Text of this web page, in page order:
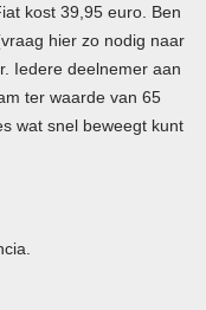
kost 39,95 euro. Ben
hier zo nodig naar
Iedere deelnemer aan
ter waarde van 65
wat snel beweegt kunt